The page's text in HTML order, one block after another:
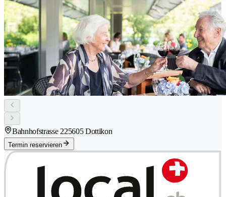
Bahnhofstrasse 225605 Dottikon
Termin reservieren